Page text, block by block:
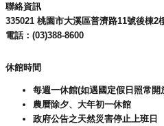
桃
園
政
聯絡資訊
335021 桃園市大溪區普濟路11號後棟2
電話：(03)388-8600
休館時間
每週一休館(如遇國定假日照常開
農曆除夕、大年初一休館
政府公告之天然災害停止上班日